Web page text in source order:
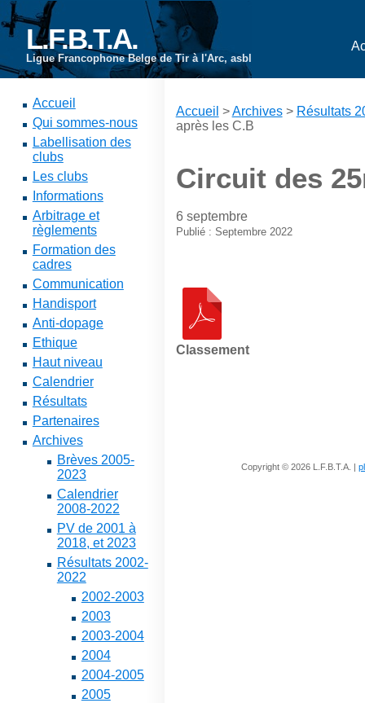
L.F.B.T.A.
Ligue Francophone Belge de Tir à l'Arc, asbl
Accueil
Qui sommes-nous
Labellisation des
clubs
Les clubs
Informations
Arbitrage et
règlements
Formation des
cadres
Communication
Handisport
Anti-dopage
Ethique
Haut niveau
Calendrier
Résultats
Partenaires
Archives
Brèves 2005-
2023
Calendrier
2008-2022
PV de 2001 à
2018, et 2023
Résultats 2002-
2022
2002-2003
2003
2003-2004
2004
2004-2005
2005
Accueil >Archives> Résultats
après les C.B
Circuit des
6 septembre
Publié : Septembre 2022
Classement
Copyright © 2026 L.F.B.T.A. |